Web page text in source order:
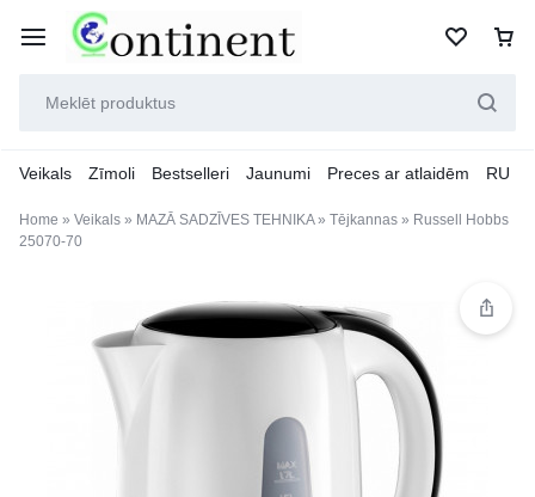
Veikals Zīmoli Bestselleri Jaunumi Preces ar atlaidēm RU
Home » Veikals » MAZĀ SADZĪVES TEHNIKA» Tējkannas » Russell Hobbs
25070-70